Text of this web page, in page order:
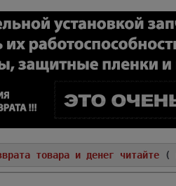
товара и денег читайте(